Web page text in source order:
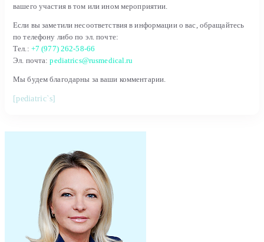
вашего участия в том или ином мероприятии.
Если вы заметили несоответствия в информации о вас, обращайтесь
по телефону либо по эл. почте:
Тел.: +7 (977) 262-58-66
Эл. почта:pediatrics@rusmedical.ru
Мы будем благодарны за ваши комментарии.
[pediatric`s]